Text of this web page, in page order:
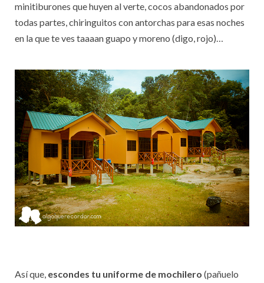
minitiburones que huyen al verte, cocos abandonados por
todas partes, chiringuitos con antorchas para esas noches
en la que te ves taaaan guapo y moreno (digo, rojo)…
Así que, escondes tu uniforme de mochilero (pañuelo